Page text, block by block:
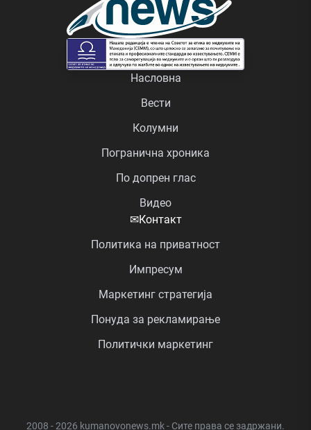
Насловна
Вести
Колумни
Погранична хроника
По допрен глас
Видео
✉Контакт
Политика на приватност
Импресум
Маркетинг стратегија
Понуда за рекламирање
Политички маркетинг
2008 - 2026 kumanovonews.mk - Сите права се задржани.